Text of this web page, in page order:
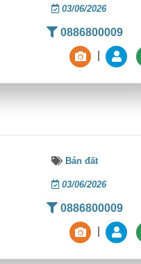
03/06/2026
0886800009
Bán đất
03/06/2026
0886800009